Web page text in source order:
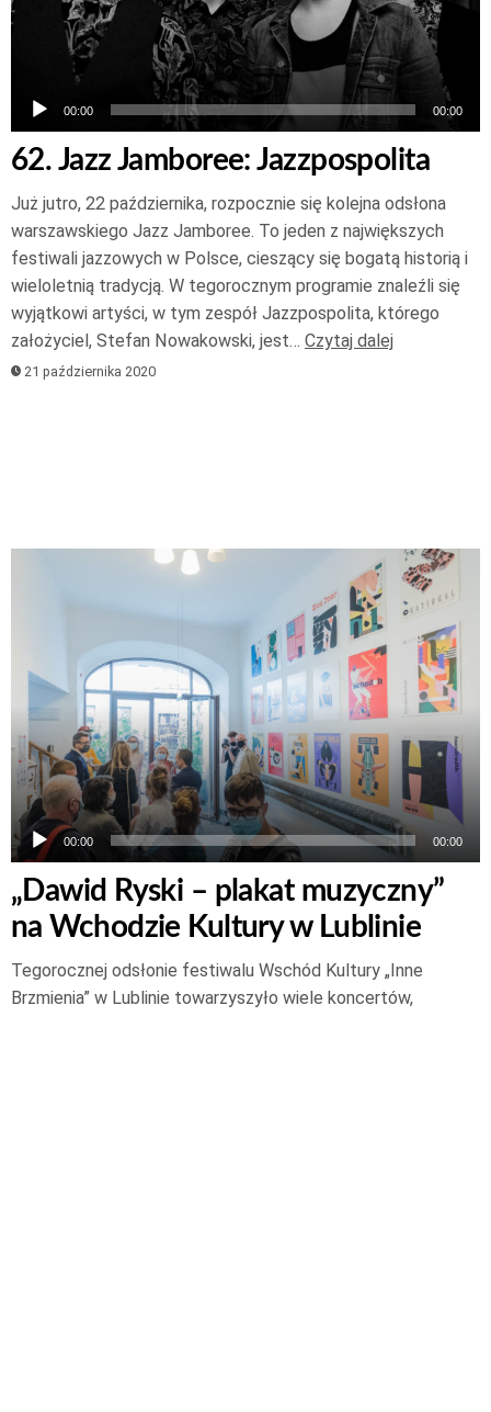
00:00 00:00
62. Jazz Jamboree: Jazzpospolita
Już jutro, 22 października, rozpocznie się kolejna odsłona
warszawskiego Jazz Jamboree. To jeden z największych
festiwali jazzowych w Polsce, cieszący się bogatą historią i
wieloletnią tradycją. W tegorocznym programie znaleźli się
wyjątkowi artyści, w tym zespół Jazzpospolita, którego
założyciel, Stefan Nowakowski, jest… Czytaj dalej
21 października 2020
00:00 00:00
„Dawid Ryski – plakat muzyczny”
na Wchodzie Kultury w Lublinie
Tegorocznej odsłonie festiwalu Wschód Kultury „Inne
Brzmienia” w Lublinie towarzyszyło wiele koncertów,